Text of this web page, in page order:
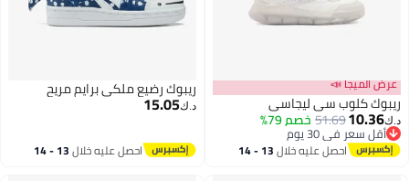
عرض الميجا 📣
ريبوك كلوب سي ليجاسي
د.ك‏10.36
51.69خصم 79%
أقل سعر في 30 يوم
أقل سعر في 30 يوماحصل عليه خلال 13 - 14
ريبوك رضيع ملكي برايم مريح
د.ك‏15.05
احصل عليه خلال 13 - 14